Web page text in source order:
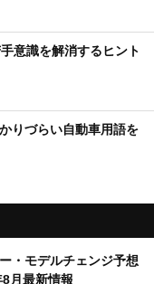
意識を解消するヒント
りづらい自動車用語を
・モデルチェンジ予想
月最新情報